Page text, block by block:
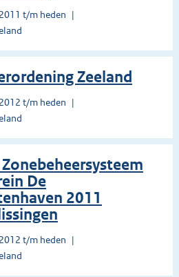
t/m heden
Zeeland
t/m heden
De
2011
t/m heden